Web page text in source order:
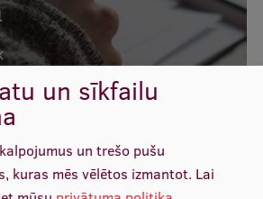
kontaktpunkts
Latvijā
un sīkfailu
un trešo pušu
kuras mēs vēlētos izmantot. Lai